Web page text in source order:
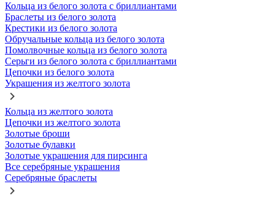
Кольца из белого золота с бриллиантами
Браслеты из белого золота
Крестики из белого золота
Обручальные кольца из белого золота
Помолвочные кольца из белого золота
Серьги из белого золота с бриллиантами
Цепочки из белого золота
Украшения из желтого золота
Кольца из желтого золота
Цепочки из желтого золота
Золотые броши
Золотые булавки
Золотые украшения для пирсинга
Все серебряные украшения
Серебряные браслеты